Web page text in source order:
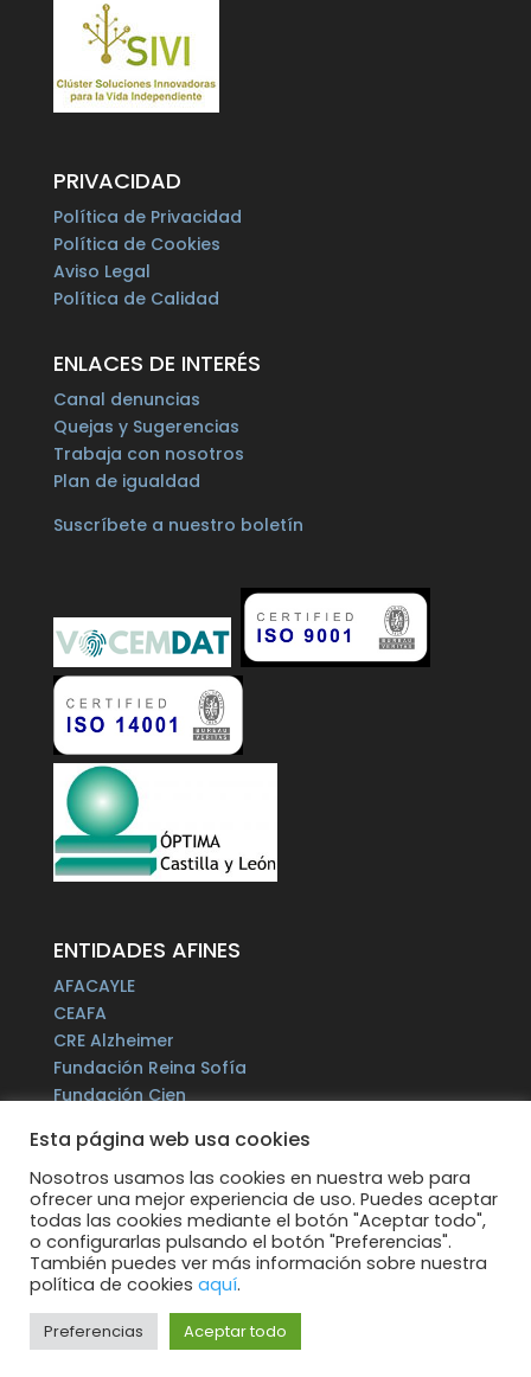
PRIVACIDAD
Política de Privacidad
Política de Cookies
Aviso Legal
Política de Calidad
ENLACES DE INTERÉS
Canal denuncias
Quejas y Sugerencias
Trabaja con nosotros
Plan de igualdad
Suscríbete a nuestro boletín
ENTIDADES AFINES
AFACAYLE
CEAFA
CRE Alzheimer
Fundación Reina Sofía
Fundación Cien
Fundación Por un Mañana sin Alzheimer
Fundación Tase
Alzheimer Europe
Todos los derechos reservados.
Esta página web usa cookies
Nosotros usamos las cookies en nuestra web para
ofrecer una mejor experiencia de uso. Puedes aceptar
todas las cookies mediante el botón "Aceptar todo",
o configurarlas pulsando el botón "Preferencias".
También puedes ver más información sobre nuestra
política de cookies aquí.
Preferencias Aceptar todo